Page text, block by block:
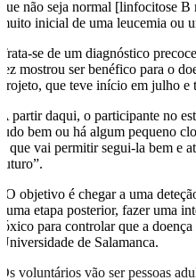
que não seja normal [linfocitose B
muito inicial de uma leucemia ou
Trata-se de um diagnóstico
fez mostrou ser benéfico para o
projeto, que teve início em julho e
A partir daqui, o participante no
tudo bem ou há algum pequeno
o que vai permitir segui-la bem e
futuro”.
“O objetivo é chegar a uma
numa etapa posterior, fazer uma
tóxico para controlar que a
Universidade de Salamanca.
Os voluntários vão ser pessoas